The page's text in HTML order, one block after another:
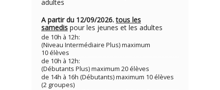
adultes
A partir du 12/09/2026.tous les
samedis pour les jeunes et les adultes
de 10h à 12h:
(Niveau Intermédiaire Plus) maximum
10 élèves
de 10h à 12h:
(Débutants Plus) maximum 20 élèves
de 14h à 16h (Débutants) maximum 10 élèves
(2 groupes)